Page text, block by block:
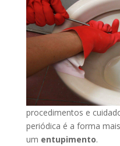
procedimentos e
periódica é a forma
um entupimento.